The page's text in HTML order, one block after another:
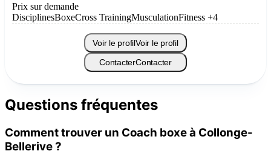
Prix sur demande
DisciplinesBoxeCross TrainingMusculationFitness +4
Voir le profilVoir le profil
ContacterContacter
Questions fréquentes
Comment trouver un Coach boxe à Collonge-
Bellerive ?